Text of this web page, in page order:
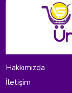
Hakkımızda
İletişim